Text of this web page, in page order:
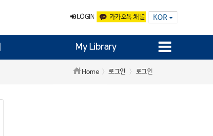
LOGIN 카카오톡 채널 KOR
My Library
Home 로그인 로그인